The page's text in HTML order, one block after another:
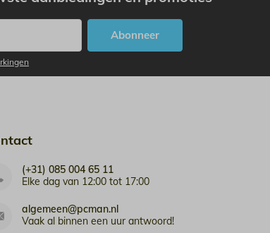
Abonneer
(+31) 085 004 65 11
Elke dag van 12:00 tot 17:00
algemeen@pcman.nl
Vaak al binnen een uur antwoord!